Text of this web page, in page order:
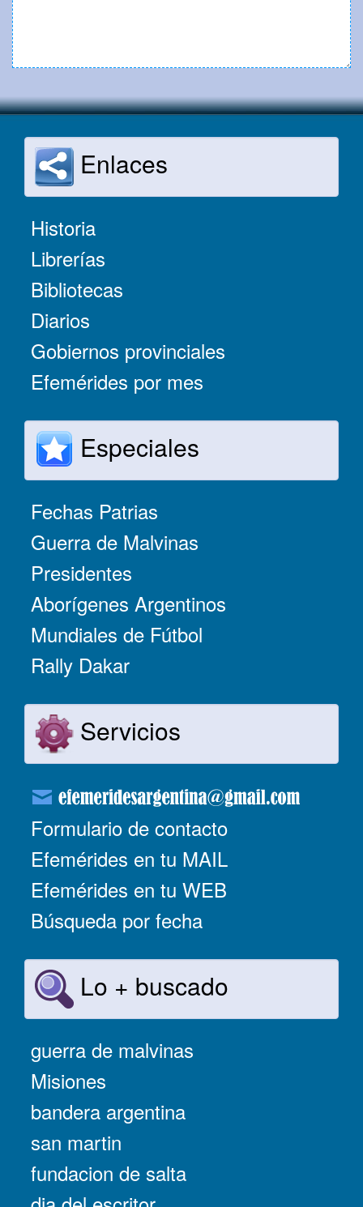
Enlaces
Historia
Librerías
Bibliotecas
Diarios
Gobiernos provinciales
Efemérides por mes
Especiales
Fechas Patrias
Guerra de Malvinas
Presidentes
Aborígenes Argentinos
Mundiales de Fútbol
Rally Dakar
Servicios
Formulario de contacto
Efemérides en tu MAIL
Efemérides en tu WEB
Búsqueda por fecha
Lo + buscado
guerra de malvinas
Misiones
bandera argentina
san martin
fundacion de salta